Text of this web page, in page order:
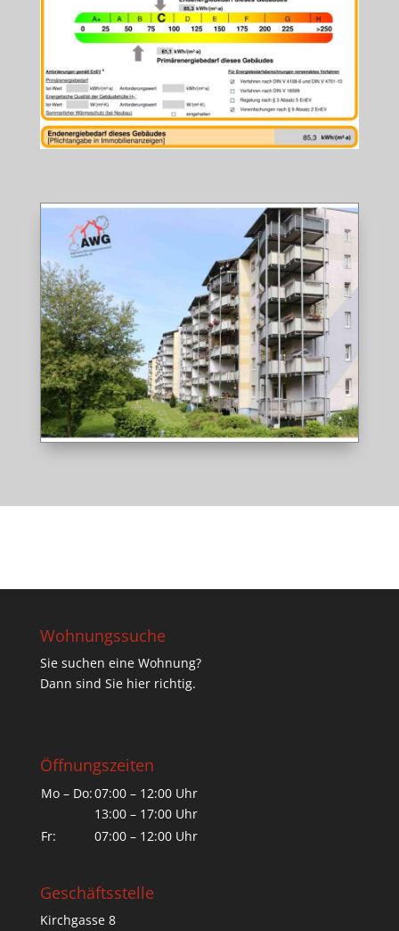
Wohnungssuche
Sie suchen eine Wohnung?
Dann sind Sie hier richtig.
Öffnungszeiten
Mo – Do:07:00 – 12:00 Uhr
13:00 – 17:00 Uhr
Fr:
07:00 – 12:00 Uhr
Geschäftsstelle
Kirchgasse 8